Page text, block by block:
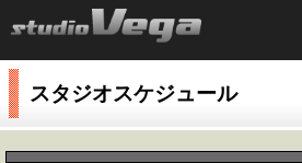
スタジオスケジュール